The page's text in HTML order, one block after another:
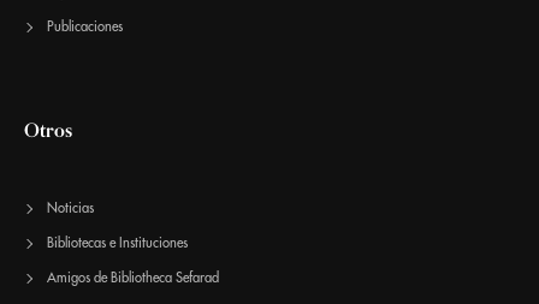
Publicaciones
Otros
Noticias
Bibliotecas e Instituciones
Amigos de Bibliotheca Sefarad